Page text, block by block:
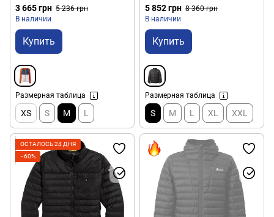
33595320POP-M)
3 665 грн 5 236 грн
В наличии
Купить
Размерная таблица
XS S M L
5 852 грн 8 360 грн
В наличии
Купить
Размерная таблица
S M L XL XXL
ОСТАЛОСЬ 24 ДНЯ
−60%